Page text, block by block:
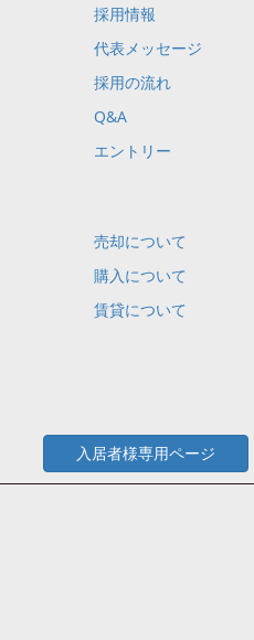
採用情報
代表メッセージ
採用の流れ
Q&A
エントリー
売却について
購入について
賃貸について
入居者様専用ページ